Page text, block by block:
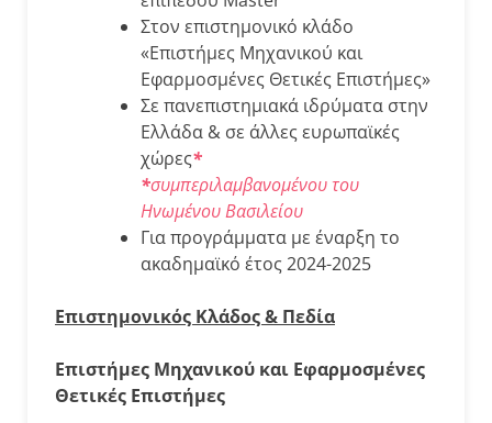
Στον επιστημονικό κλάδο
«Επιστήμες Μηχανικού και
Εφαρμοσμένες Θετικές Επιστήμες»
Σε πανεπιστημιακά ιδρύματα στην
Ελλάδα & σε άλλες ευρωπαϊκές
χώρες*
*συμπεριλαμβανομένου του
Ηνωμένου Βασιλείου
Για προγράμματα με έναρξη το
ακαδημαϊκό έτος 2024-2025
Επιστημονικός Κλάδος & Πεδία
Επιστήμες Μηχανικού και Εφαρμοσμένες
Θετικές Επιστήμες